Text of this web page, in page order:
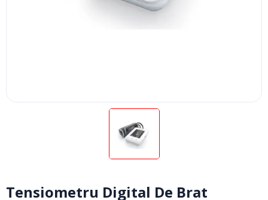
Tensiometru Digital De Brat